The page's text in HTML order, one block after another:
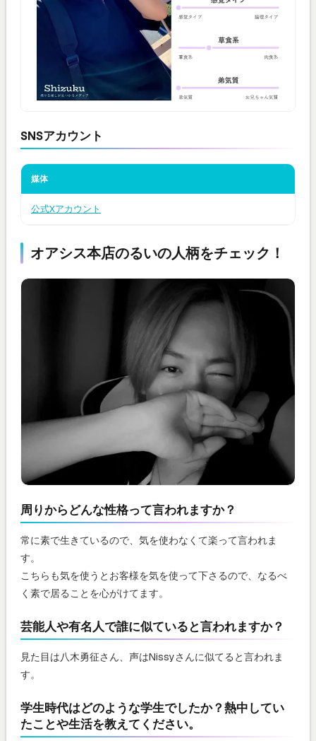
SNSアカウント
媒体
公式Xアカウント
オアシス本店のるいの人柄をチェック！
周りからどんな性格って言われますか？
常に素で生きているので、気を使わなくて楽って言われま
す。
こちらも気を使うとお客様を気を使って下さるので、なるべ
く素で居ることを心がけてます。
芸能人や有名人で誰に似ていると言われますか？
見た目は八木勇征さん、声はNissyさんに似てると言われま
す。
学生時代はどのような学生でしたか？熱中してい
たことや生活を教えてください。